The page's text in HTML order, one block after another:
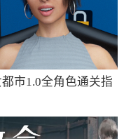
，却以机甲战士的
闯关模式，给游
元素，不仅有炫
，让三国英雄犹
续征战三国
颜色的液体进行分
市1.0全角色通关指